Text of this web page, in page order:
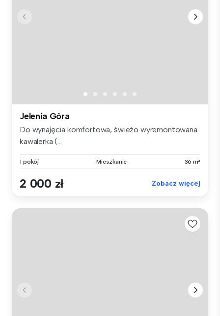
Jelenia Góra
Do wynajęcia komfortowa, świeżo wyremontowana
kawalerka (...
1 pokój Mieszkanie 36 m²
2 000 zł Zobacz więcej